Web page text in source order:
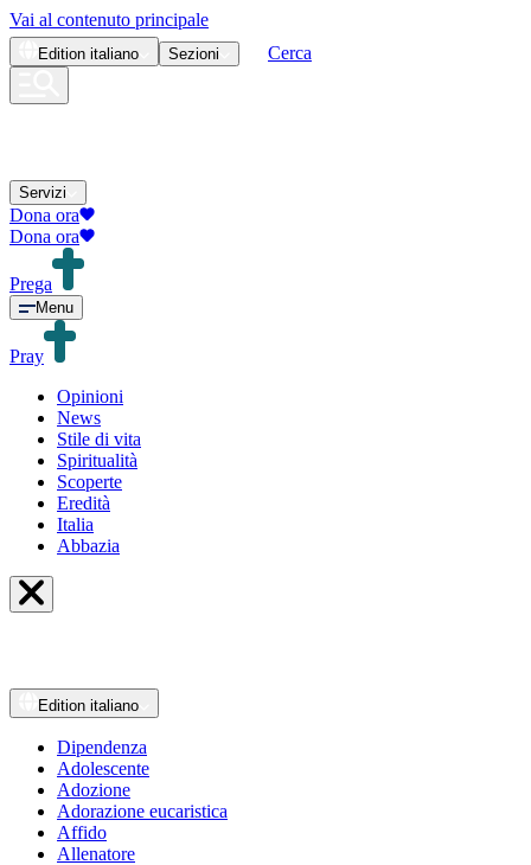
Vai al contenuto principale
Edition italiano Sezioni Cerca
Servizi
Dona ora
Dona ora
Prega
Menu
Pray
Opinioni
News
Stile di vita
Spiritualità
Scoperte
Eredità
Italia
Abbazia
Edition italiano
Dipendenza
Adolescente
Adozione
Adorazione eucaristica
Affido
Allenatore